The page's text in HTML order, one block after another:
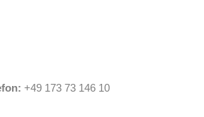
+49 173 73 146 10